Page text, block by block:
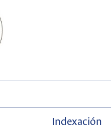
Indexación